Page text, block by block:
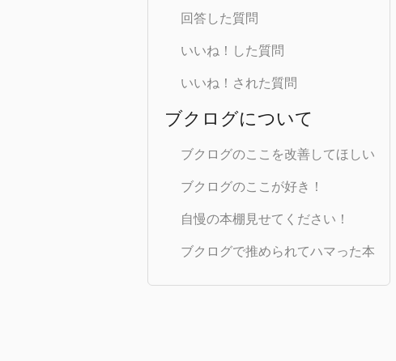
回答した質問
いいね！した質問
いいね！された質問
ブクログについて
ブクログのここを改善してほしい
ブクログのここが好き！
自慢の本棚見せてください！
ブクログで推められてハマった本